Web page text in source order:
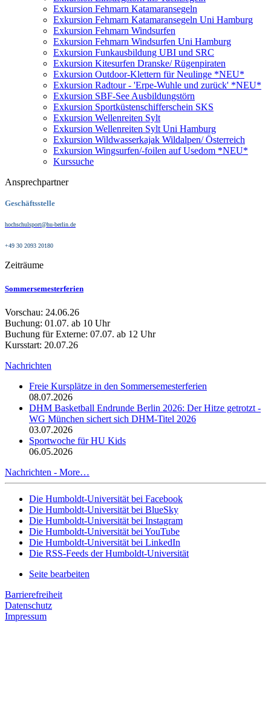
Exkursion Fehmarn Katamaransegeln
Exkursion Fehmarn Katamaransegeln Uni Hamburg
Exkursion Fehmarn Windsurfen
Exkursion Fehmarn Windsurfen Uni Hamburg
Exkursion Funkausbildung UBI und SRC
Exkursion Kitesurfen Dranske/ Rügenpiraten
Exkursion Outdoor-Klettern für Neulinge *NEU*
Exkursion Radtour - 'Erpe-Wuhle und zurück' *NEU*
Exkursion SBF-See Ausbildungstörn
Exkursion Sportküstenschifferschein SKS
Exkursion Wellenreiten Sylt
Exkursion Wellenreiten Sylt Uni Hamburg
Exkursion Wildwasserkajak Wildalpen/ Österreich
Exkursion Wingsurfen/-foilen auf Usedom *NEU*
Kurssuche
Ansprechpartner
Geschäftsstelle
hochschulsport@hu-berlin.de
+49 30 2093 20180
Zeiträume
Sommersemesterferien
Vorschau: 24.06.26
Buchung: 01.07. ab 10 Uhr
Buchung für Externe: 07.07. ab 12 Uhr
Kursstart: 20.07.26
Nachrichten
Freie Kursplätze in den Sommersemesterferien
08.07.2026
DHM Basketball Endrunde Berlin 2026: Der Hitze getrotzt -
WG München sichert sich DHM-Titel 2026
03.07.2026
Sportwoche für HU Kids
06.05.2026
Nachrichten - More…
Die Humboldt-Universität bei Facebook
Die Humboldt-Universität bei BlueSky
Die Humboldt-Universität bei Instagram
Die Humboldt-Universität bei YouTube
Die Humboldt-Universität bei LinkedIn
Die RSS-Feeds der Humboldt-Universität
Seite bearbeiten
Barrierefreiheit
Datenschutz
Impressum